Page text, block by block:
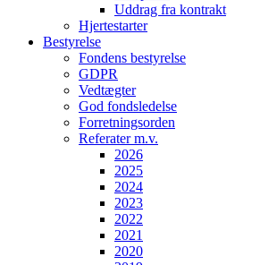
Uddrag fra kontrakt
Hjertestarter
Bestyrelse
Fondens bestyrelse
GDPR
Vedtægter
God fondsledelse
Forretningsorden
Referater m.v.
2026
2025
2024
2023
2022
2021
2020